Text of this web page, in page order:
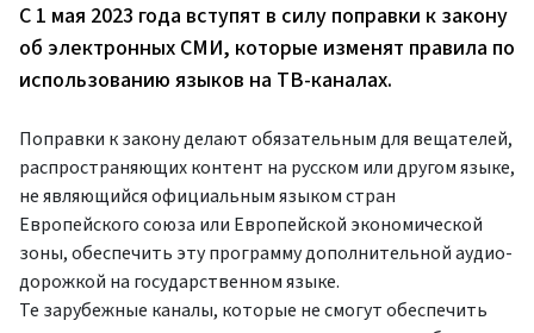
С 1 мая 2023 года вступят в силу поправки к закону
об электронных СМИ, которые изменят правила по
использованию языков на ТВ-каналах.
Поправки к закону делают обязательным для вещателей,
распространяющих контент на русском или другом языке,
не являющийся официальным языком стран
Европейского союза или Европейской экономической
зоны, обеспечить эту программу дополнительной аудио-
дорожкой на государственном языке.
Те зарубежные каналы, которые не смогут обеспечить